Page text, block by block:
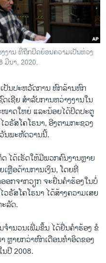
ງານ ທີ່ຖືກປິດຍ້ອນຄວາມເປັນຫ່ວງ
ມີນາ, 2020.
ປັນປະຫວັດການ ຫົກລ້ານຫົກ
ເຊີຍ ສຳລັບການຫວ່າງງານໃນ
າດໃຫຍ່ ແລະນ້ອຍໄດ້ປິດປະຕູ
ວຣັສໂຄໂຣນາ, ອີງຕາມກະຊວງ
ນພະຫັດວານນີ້.
ໄດ້ເຮັດໃຫ້ມີພວກຄົນງານຫຼາຍ
ຫຼືອດ້ານການເງິນ, ໂດຍທີ່
ກຈາກວຽກ ຈະຍື່ນຄຳຮ້ອງໃນບໍ່
ຣັສໂຄໂຣນາ ໄດ້ສ້າງຄວາມເສຍ
ລັດ.
ຳນວນເພີ່ມຂຶ້ນ ໄດ້ຍື່ນຄຳຮ້ອງ ຂໍ
ຫຼາຍກວ່າຫົກເດືອນທຳອິດຂອງ
ປີ 2008.